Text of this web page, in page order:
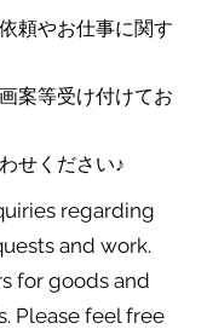
頼やお仕事に関す
案等受け付けてお
せください♪
regarding
and work.
for goods and
Please feel free